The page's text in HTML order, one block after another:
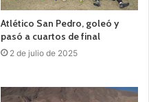
Atlético San Pedro, goleó y
pasó a cuartos de final
2 de julio de 2025